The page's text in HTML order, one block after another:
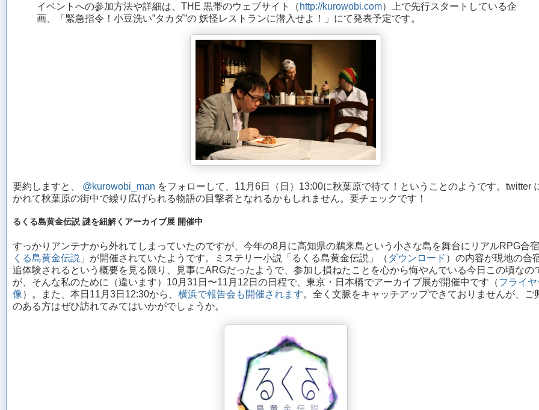
イベントへの参加方法や詳細は、THE 黒帯のウェブサイト（ http://kurowobi.com）上で先行スタートしている企
画、「緊急指令！小豆洗い”タカダ”の 妖怪レストランに潜入せよ！」にて発表予定です。
要約しますと、 @kurowobi_man をフォローして、11月6日（日）13:00に秋葉原で待て！ということのようです。twitter
かれて秋葉原の街中で繰り広げられる物語の目撃者となれるかもしれません。要チェックです！
るくる島黄金伝説 謎を紐解くアーカイブ展 開催中
すっかりアンテナから外れてしまっていたのですが、今年の8月に高知県の鵜来島という小さな島を舞台にリアルRPG合
くる島黄金伝説 」が開催されていたようです。ミステリー小説「るくる島黄金伝説」（ ダウンロード ）の内容が現地の合
追体験されるという概要を見る限り、見事にARGだったようで、参加し損ねたことを心から悔やんでいる今日この頃なの
が、そんな私のために（違います）10月31日〜11月12日の日程で、東京・日本橋でアーカイブ展が開催中です（フライ
像）。また、本日11月3日12:30から、 横浜で報告会も開催されます。全く文脈をキャッチアップできておりませんが、ご
のある方はぜひ訪れてみてはいかがでしょうか。